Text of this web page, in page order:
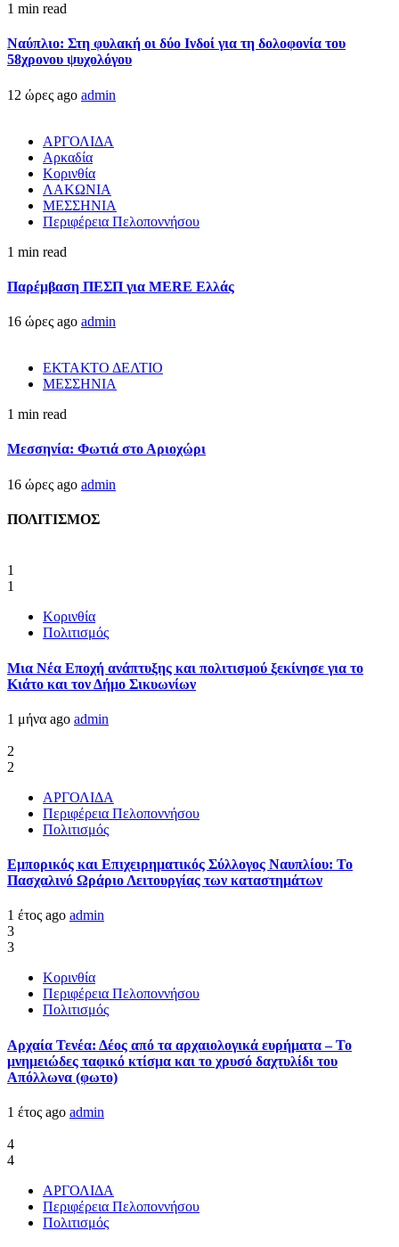
1 min read
Ναύπλιο: Στη φυλακή οι δύο Ινδοί για τη δολοφονία του
58χρονου ψυχολόγου
12 ώρες ago admin
ΑΡΓΟΛΙΔΑ
Αρκαδία
Κορινθία
ΛΑΚΩΝΙΑ
ΜΕΣΣΗΝΙΑ
Περιφέρεια Πελοποννήσου
1 min read
Παρέμβαση ΠΕΣΠ για MERE Ελλάς
16 ώρες ago admin
ΕΚΤΑΚΤΟ ΔΕΛΤΙΟ
ΜΕΣΣΗΝΙΑ
1 min read
Μεσσηνία: Φωτιά στο Αριοχώρι
16 ώρες ago admin
ΠΟΛΙΤΙΣΜΟΣ
1
1
Κορινθία
Πολιτισμός
Μια Νέα Εποχή ανάπτυξης και πολιτισμού ξεκίνησε για το
Κιάτο και τον Δήμο Σικυωνίων
1 μήνα ago admin
2
2
ΑΡΓΟΛΙΔΑ
Περιφέρεια Πελοποννήσου
Πολιτισμός
Εμπορικός και Επιχειρηματικός Σύλλογος Ναυπλίου: Το
Πασχαλινό Ωράριο Λειτουργίας των καταστημάτων
1 έτος ago admin
3
3
Κορινθία
Περιφέρεια Πελοποννήσου
Πολιτισμός
Αρχαία Τενέα: Δέος από τα αρχαιολογικά ευρήματα – Το
μνημειώδες ταφικό κτίσμα και το χρυσό δαχτυλίδι του
Απόλλωνα (φωτο)
1 έτος ago admin
4
4
ΑΡΓΟΛΙΔΑ
Περιφέρεια Πελοποννήσου
Πολιτισμός